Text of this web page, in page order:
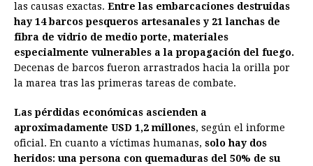
las causas exactas. Entre las embarcaciones destruidas
hay 14 barcos pesqueros artesanales y 21 lanchas de
fibra de vidrio de medio porte, materiales
especialmente vulnerables a la propagación del fuego.
Decenas de barcos fueron arrastrados hacia la orilla por
la marea tras las primeras tareas de combate.
Las pérdidas económicas ascienden a
aproximadamente USD 1,2 millones, según el informe
oficial. En cuanto a víctimas humanas, solo hay dos
heridos: una persona con quemaduras del 50% de su